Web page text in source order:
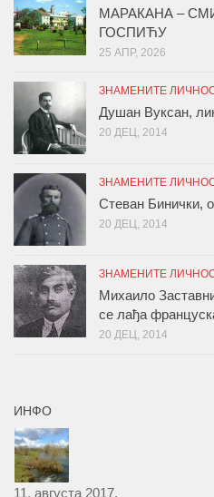
МАРАКАНА –
ГОСПИЋУ
25 АПР, 2026
ЗНАМЕНИТЕ
Душан Вуксан,
20 ДЕЦ, 2014
ЗНАМЕНИТЕ
Стеван Бинички,
20 ДЕЦ, 2014
ЗНАМЕНИТЕ
Михаило
се лађа
20 ДЕЦ, 2014
ИНФО
11. августа 2017.